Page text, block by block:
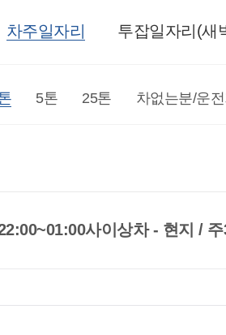
투잡일자리(새
차주일자리
5톤 25톤 차없는분/운
사이상차 - 현지 /